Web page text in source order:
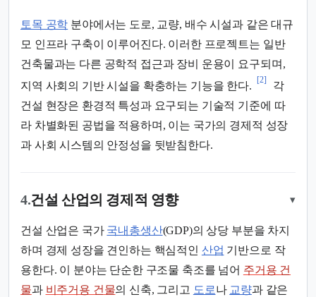
토목 공학 분야에서는 도로, 교량, 배수 시설과 같은 대규
모 인프라 구축이 이루어진다. 이러한 프로젝트는 일반
건축물과는 다른 공학적 접근과 장비 운용이 요구되며,
지역 사회의 기반 시설을 확충하는 기능을 한다.
[2]
각
건설 현장은 환경적 특성과 요구되는 기술적 기준에 따
라 차별화된 공법을 적용하며, 이는 국가의 경제적 성장
과 사회 시스템의 안정성을 뒷받침한다.
4.건설 산업의 경제적 영향 ▾
건설 산업은 국가 국내총생산(GDP)의 상당 부분을 차지
하며 경제 성장을 견인하는 핵심적인 산업 기반으로 작
용한다. 이 분야는 단순한 구조물 축조를 넘어 주거용 건
물과 비주거용 건물의 신축, 그리고 도로나 교량과 같은